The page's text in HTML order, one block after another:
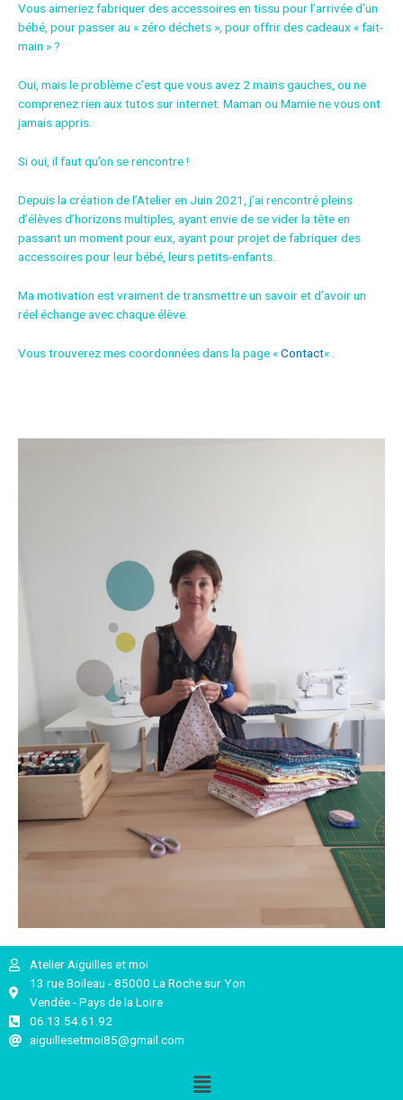
Vous aimeriez fabriquer des accessoires en tissu pour l’arrivée d’un
bébé, pour passer au « zéro déchets », pour offrir des cadeaux « fait-
main » ?
Oui, mais le problème c’est que vous avez 2 mains gauches, ou ne
comprenez rien aux tutos sur internet. Maman ou Mamie ne vous ont
jamais appris.
Si oui, il faut qu’on se rencontre !
Depuis la création de l’Atelier en Juin 2021, j’ai rencontré pleins
d’élèves d’horizons multiples, ayant envie de se vider la tête en
passant un moment pour eux, ayant pour projet de fabriquer des
accessoires pour leur bébé, leurs petits-enfants.
Ma motivation est vraiment de transmettre un savoir et d’avoir un
réel échange avec chaque élève.
Vous trouverez mes coordonnées dans la page «Contact« .
Atelier Aiguilles et moi
13 rue Boileau - 85000 La Roche sur Yon
Vendée - Pays de la Loire
06.13.54.61.92
aiguillesetmoi85@gmail.com